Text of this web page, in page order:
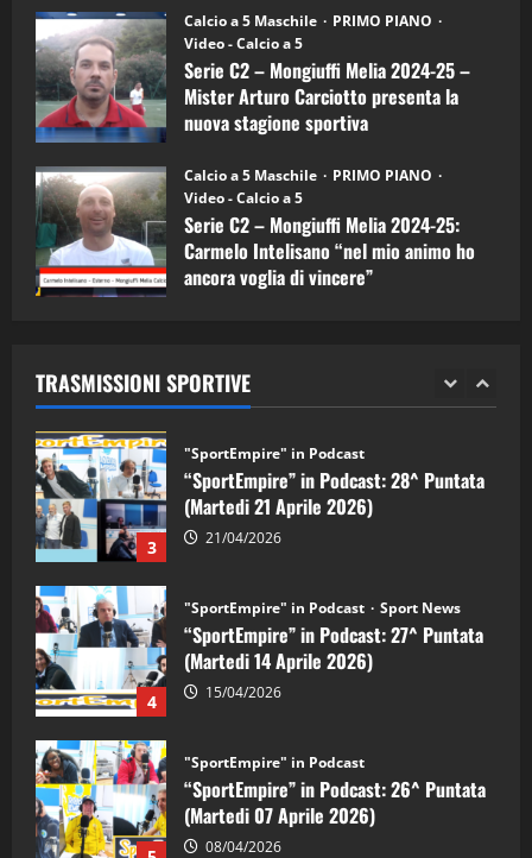
Calcio a 5 Maschile
PRIMO PIANO
Video - Calcio a 5
Serie C2 – Mongiuffi Melia 2024-25 –
Mister Arturo Carciotto presenta la
nuova stagione sportiva
Calcio a 5 Maschile
PRIMO PIANO
Video - Calcio a 5
Serie C2 – Mongiuffi Melia 2024-25:
Carmelo Intelisano “nel mio animo ho
ancora voglia di vincere”
TRASMISSIONI SPORTIVE
5
“SportEmpire” in Podcast: 26^ Puntata
(Martedi 07 Aprile 2026)
08/04/2026
1
“SportEmpire” in Podcast: 30^ Puntata
(Martedi 05 Maggio 2026)
08/05/2026
2 28/04/2026
3
"SportEmpire" in Podcast
“SportEmpire” in Podcast: 28^ Puntata
(Martedi 21 Aprile 2026)
21/04/2026
4
"SportEmpire" in Podcast Sport News
“SportEmpire” in Podcast: 27^ Puntata
(Martedi 14 Aprile 2026)
15/04/2026
"SportEmpire" in Podcast
“SportEmpire” in Podcast: 26^ Puntata
(Martedi 07 Aprile 2026)
08/04/2026